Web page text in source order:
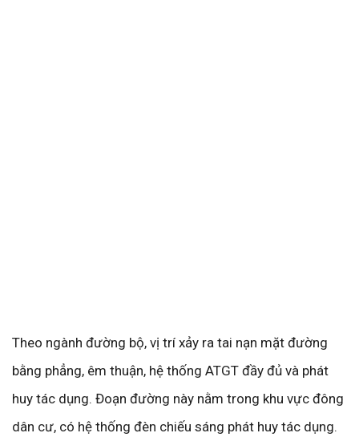
Theo ngành đường bộ, vị trí xảy ra tai nạn mặt đường
bằng phẳng, êm thuận, hệ thống ATGT đầy đủ và phát
huy tác dụng. Đoạn đường này nằm trong khu vực đông
dân cư, có hệ thống đèn chiếu sáng phát huy tác dụng.